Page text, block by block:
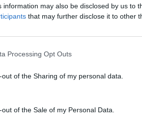
information may also be disclosed by us to
that may further disclose it to other
Processing Opt Outs
of the Sharing of my personal data.
of the Sale of my Personal Data.